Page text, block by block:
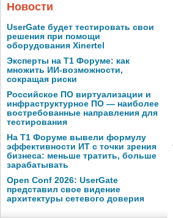
Новости
UserGate будет тестировать свои
решения при помощи
оборудования Xinertel
Эксперты на Т1 Форуме: как
множить ИИ-возможности,
сокращая риски
Российское ПО виртуализации и
инфраструктурное ПО — наиболее
востребованные направления для
тестирования
На Т1 Форуме вывели формулу
эффективности ИТ с точки зрения
бизнеса: меньше тратить, больше
зарабатывать
Open Conf 2026: UserGate
представил свое видение
архитектуры сетевого доверия